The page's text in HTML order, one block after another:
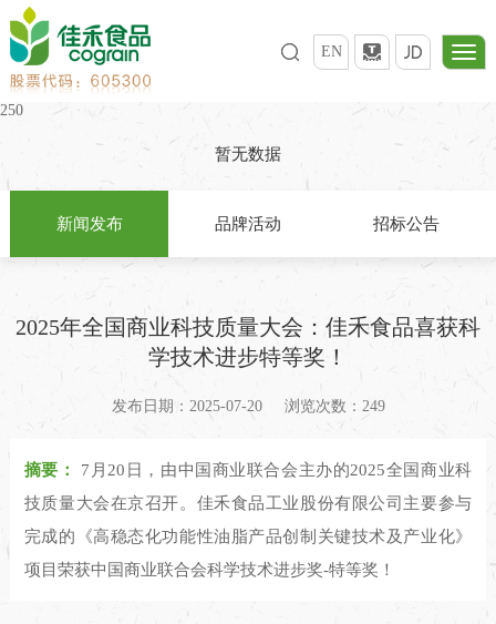
EN
250
暂无数据
新闻发布 品牌活动 招标公告
2025年全国商业科技质量大会：佳禾食品喜获科
学技术进步特等奖！
发布日期：2025-07-20 浏览次数：249
摘要：
7月20日，由中国商业联合会主办的2025全国商业科
技质量大会在京召开。佳禾食品工业股份有限公司主要参与
完成的《高稳态化功能性油脂产品创制关键技术及产业化》
项目荣获中国商业联合会科学技术进步奖-特等奖！